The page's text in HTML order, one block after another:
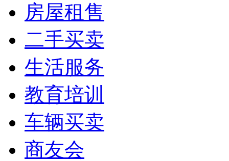
房屋租售
二手买卖
生活服务
教育培训
车辆买卖
商友会